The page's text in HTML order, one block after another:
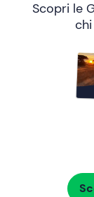
Scopri le